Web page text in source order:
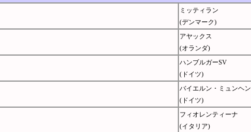
ミッティラン
(デンマーク)
アヤックス
(オランダ)
ハンブルガーSV
(ドイツ)
バイエルン・ミュンヘン
(ドイツ)
フィオレンティーナ
(イタリア)